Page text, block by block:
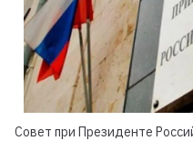
Совет при Президенте